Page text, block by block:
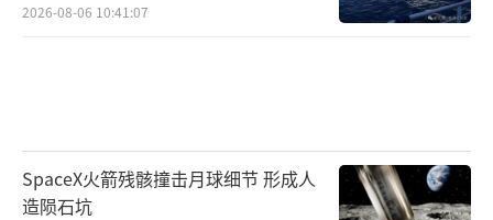
2026-08-06 10:41:07
SpaceX火箭残骸撞击月球细节 形成人
造陨石坑